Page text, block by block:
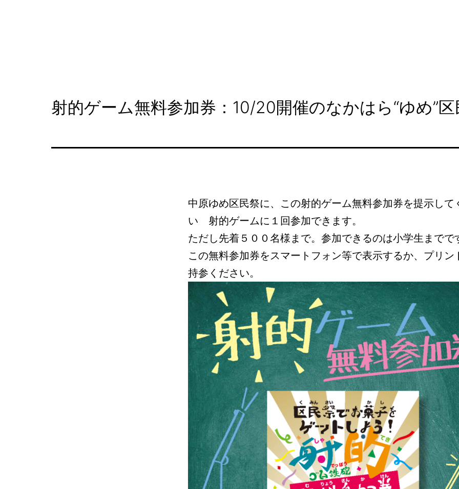
射的ゲーム無料参加券：10/20開催のなかはら“ゆめ”
中原ゆめ区民祭に、この射的ゲーム無料参加券を提示して
い 射的ゲームに１回参加できます。
ただし先着５００名様まで。参加できるのは小学生までで
この無料参加券をスマートフォン等で表示するか、プリン
持参ください。